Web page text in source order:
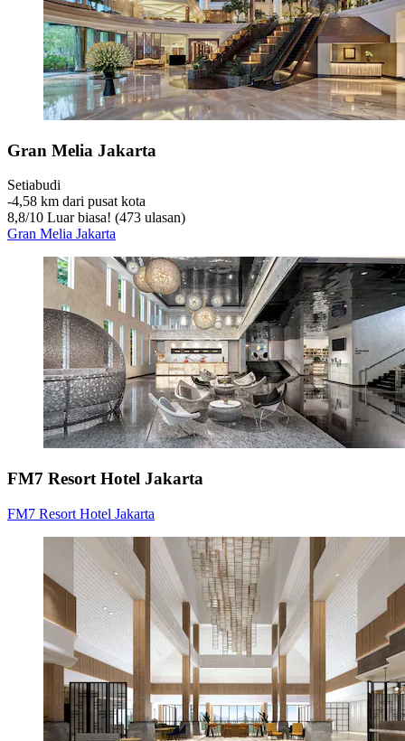
Gran Melia Jakarta
Setiabudi
‐4,58 km dari pusat kota
8,8/10 Luar biasa! (473 ulasan)
Gran Melia Jakarta
FM7 Resort Hotel Jakarta
FM7 Resort Hotel Jakarta